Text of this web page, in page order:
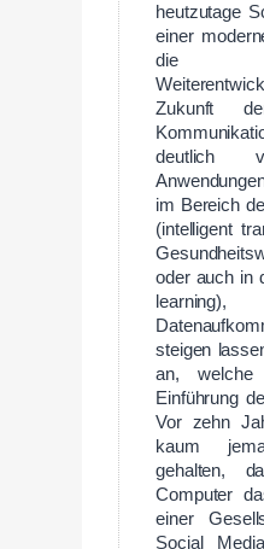
heutzutage
einer
die
Zukunft
deutlich
im Bereich
(intelligent
oder auch in
steigen
an, welche
Einführung
Vor zehn
kaum
gehalten,
Computer
einer
Social